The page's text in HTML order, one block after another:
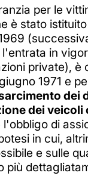
per le
è stato
in
private), è
1971 e
dei
dei veicoli
l'obbligo di
in cui,
e sulle
più